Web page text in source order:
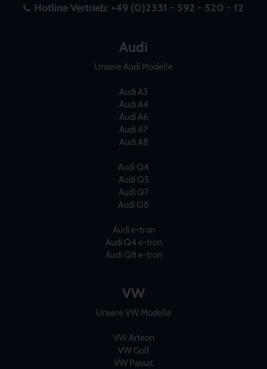
Hotline Vertrieb: +49 (0)2331 - 592 - 520 - 12
Audi
Unsere Audi Modelle
Audi A3
Audi A4
Audi A6
Audi A7
Audi A8
Audi Q4
Audi Q5
Audi Q7
Audi Q8
Audi e-tron
Audi Q4 e-tron
Audi Q8 e-tron
VW
Unsere VW Modelle
VW Arteon
VW Golf
VW Passat